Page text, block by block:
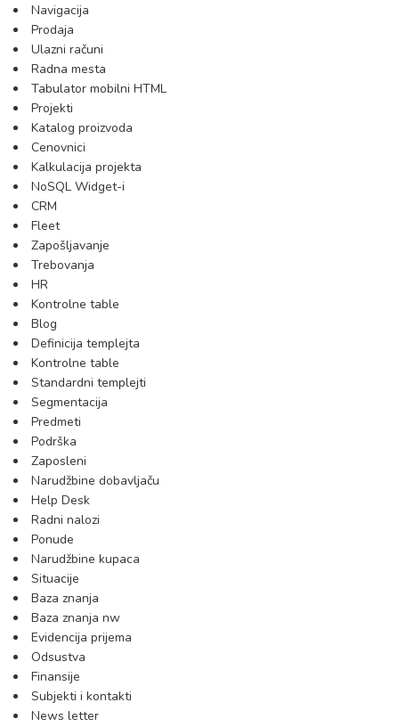
Navigacija
Prodaja
Ulazni računi
Radna mesta
Tabulator mobilni HTML
Projekti
Katalog proizvoda
Cenovnici
Kalkulacija projekta
NoSQL Widget-i
CRM
Fleet
Zapošljavanje
Trebovanja
HR
Kontrolne table
Blog
Definicija templejta
Kontrolne table
Standardni templejti
Segmentacija
Predmeti
Podrška
Zaposleni
Narudžbine dobavljaču
Help Desk
Radni nalozi
Ponude
Narudžbine kupaca
Situacije
Baza znanja
Baza znanja nw
Evidencija prijema
Odsustva
Finansije
Subjekti i kontakti
News letter